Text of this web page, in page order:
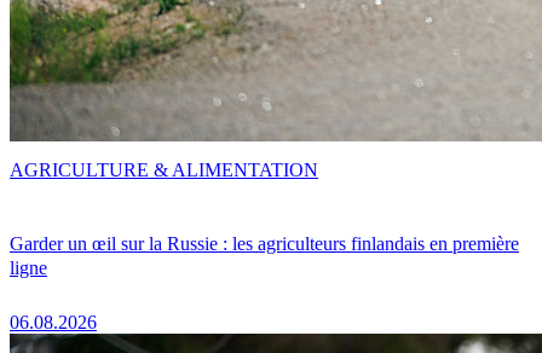
Garder un œil sur la Russie : les agriculteurs finlandais en première
ligne
06.08.2026
AGRICULTURE & ALIMENTATION